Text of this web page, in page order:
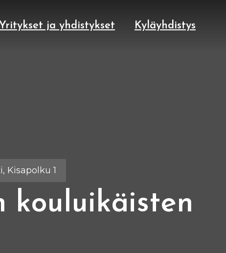
Yritykset ja yhdistykset Kyläyhdistys
Kisapolku 1
kouluikäisten